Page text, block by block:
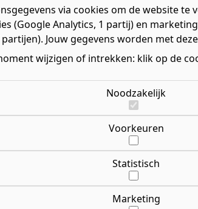
software interessant? Dan is de
bij je past, wat je in de toekomst gaat
via cookies om de website
(Google Analytics, 1 partij) en
Jouw gegevens worden met
wijzigen of intrekken: klik op de
Noodzakelijk
Voorkeuren
Statistisch
Marketing